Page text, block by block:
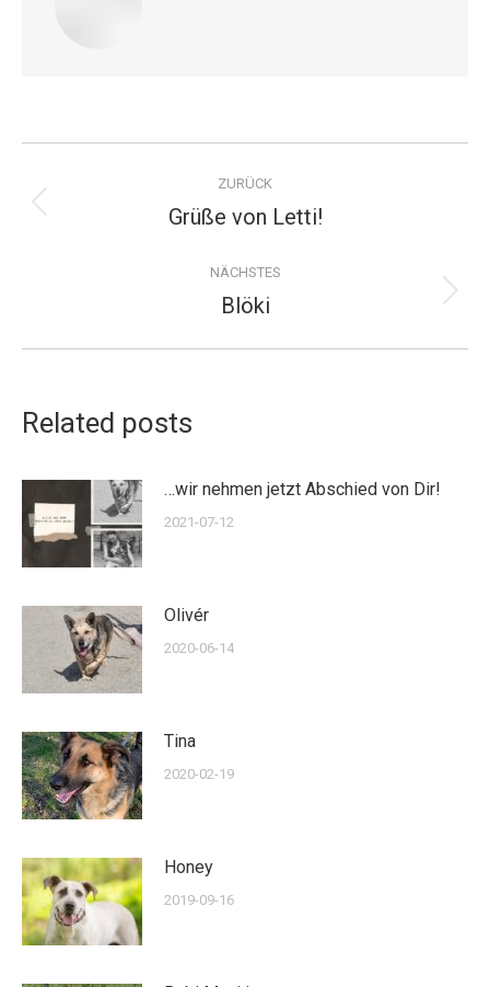
Kommentarnavigation
ZURÜCK
Vorheriger
Grüße von Letti!
NÄCHSTES
Nächster
Blöki
Related posts
…wir nehmen jetzt Abschied von Dir!
2021-07-12
Olivér
2020-06-14
Tina
2020-02-19
Honey
2019-09-16